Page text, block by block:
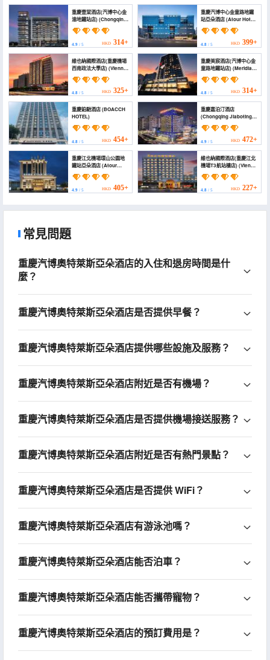
重慶壹棠酒店(汽博中心金
渝地鐵站店) (Chongqing
Yitang Hotel)
4.9 / 5 HKD 314+
重慶汽博中心金童路地鐵
站亞朵酒店 (Atour Hotel,
Chongqing Qibo Center
Jintong Road Metro
4.8/ 5 HKD 399+
維也納國際酒店(重慶機場
西南政法大學店) (Vienna
International Hotel
(Chongqing Airport
Southwest University
of Political Science and
Law))
4.8 / 5 HKD 325+
重慶美宸酒店(汽博中心金
童路地鐵站店) (Meridian
Hotel)
4.8/ 5 HKD 314+
重慶鉑馳酒店 (BOACCH
HOTEL)
4.8 / 5 HKD 454+
重慶嘉泊汀酒店
(Chongqing Jiaboting
Hotel)
4.9/ 5 HKD 472+
重慶江北機場環山公園地
鐵站亞朵酒店 (Atour
Hotel Chongqing
Jiangbei Airport
Huanshan Park Subway
Station)
4.9 / 5 HKD 405+
維也納國際酒店(重慶江北
機場T3航站樓店) (Vienna
International Hotel
(Chongqing Jiangbei
Airport Terminal 3))
4.8/ 5 HKD 227+
常見問題
重慶汽博奧特萊斯亞朵酒店的入住和退房時間是什
麼？
重慶汽博奧特萊斯亞朵酒店是否提供早餐？
重慶汽博奧特萊斯亞朵酒店提供哪些設施及服務？
重慶汽博奧特萊斯亞朵酒店附近是否有機場？
重慶汽博奧特萊斯亞朵酒店是否提供機場接送服務？
重慶汽博奧特萊斯亞朵酒店附近是否有熱門景點？
重慶汽博奧特萊斯亞朵酒店是否提供 WiFi？
重慶汽博奧特萊斯亞朵酒店有游泳池嗎？
重慶汽博奧特萊斯亞朵酒店能否泊車？
重慶汽博奧特萊斯亞朵酒店能否攜帶寵物？
重慶汽博奧特萊斯亞朵酒店的預訂費用是？